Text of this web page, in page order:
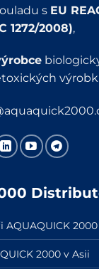
s EU
1272/2008),
2000
2000 v Asii